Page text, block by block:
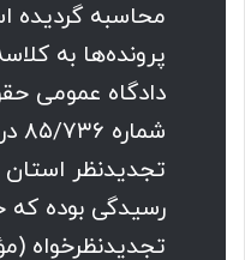
محاسبه گردیده
دادگاه عمومی
تجدیدنظر
رسیدگی بوده که
تجدیدنظرخواه